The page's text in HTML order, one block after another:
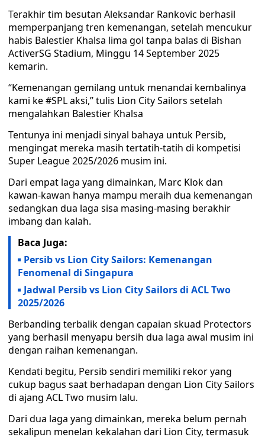
Terakhir tim besutan Aleksandar Rankovic berhasil
memperpanjang tren kemenangan, setelah mencukur
habis Balestier Khalsa lima gol tanpa balas di Bishan
ActiverSG Stadium, Minggu 14 September 2025
kemarin.
“Kemenangan gemilang untuk menandai kembalinya
kami ke #SPL aksi,” tulis Lion City Sailors setelah
mengalahkan Balestier Khalsa
Tentunya ini menjadi sinyal bahaya untuk Persib,
mengingat mereka masih tertatih-tatih di kompetisi
Super League 2025/2026 musim ini.
Dari empat laga yang dimainkan, Marc Klok dan
kawan-kawan hanya mampu meraih dua kemenangan
sedangkan dua laga sisa masing-masing berakhir
imbang dan kalah.
Baca Juga:
Persib vs Lion City Sailors: Kemenangan
Fenomenal di Singapura
Jadwal Persib vs Lion City Sailors di ACL Two
2025/2026
Berbanding terbalik dengan capaian skuad Protectors
yang berhasil menyapu bersih dua laga awal musim ini
dengan raihan kemenangan.
Kendati begitu, Persib sendiri memiliki rekor yang
cukup bagus saat berhadapan dengan Lion City Sailors
di ajang ACL Two musim lalu.
Dari dua laga yang dimainkan, mereka belum pernah
sekalipun menelan kekalahan dari Lion City, termasuk